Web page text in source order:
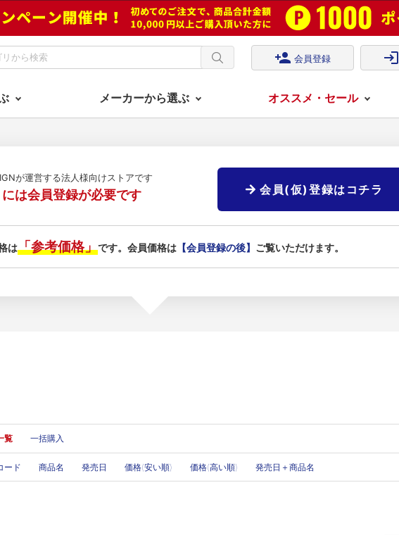
person_add 会員登録 login
メーカーから選ぶ オススメ・セール
が運営する法人様向けストアです
は会員登録が必要です 会員(仮)登録はコチラ
は「参考価格」です。会員価格は【会員登録の後】 ご覧いただけます。
覧 一括購入
ード 商品名 発売日 価格(安い順) 価格(高い順) 発売日＋商品名